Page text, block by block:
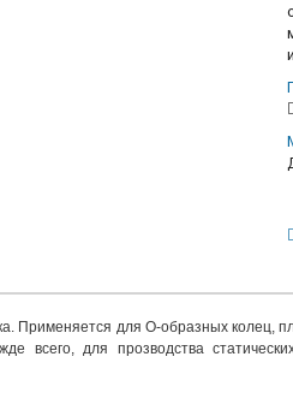
Применяется для О-образных колец,
всего, для прозводства